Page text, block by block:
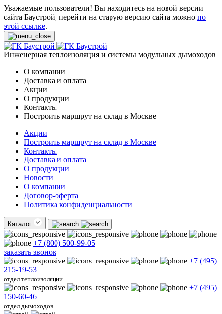
Уважаемые пользователи! Вы находитесь на новой версии
сайта Баустрой, перейти на старую версию сайта можно по
этой ссылке.
Инженерная теплоизоляция и системы модульных дымоходов
О компании
Доставка и оплата
Акции
О продукции
Контакты
Построить маршрут на склад в Москве
Акции
Построить маршрут на склад в Москве
Контакты
Доставка и оплата
О продукции
Новости
О компании
Договор-оферта
Политика конфиденциальности
Каталог
+7 (800) 500-99-05
заказать звонок
+7 (495)
215-19-53
отдел теплоизоляции
+7 (495)
150-60-46
отдел дымоходов